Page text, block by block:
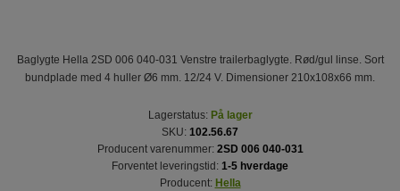
Baglygte Hella 2SD 006 040-031 Venstre trailerbaglygte. Rød/gul linse. Sort
bundplade med 4 huller Ø6 mm. 12/24 V. Dimensioner 210x108x66 mm.
Lagerstatus: På lager
SKU: 102.56.67
Producent varenummer: 2SD 006 040-031
Forventet leveringstid: 1-5 hverdage
Producent: Hella